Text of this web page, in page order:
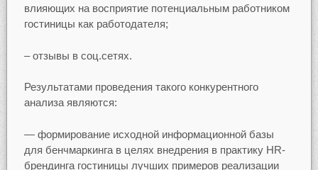
влияющих на восприятие потенциальным работником
гостиницы как работодателя;
– отзывы в соц.сетях.
Результатами проведения такого конкурентного
анализа являются:
— формирование исходной информационной базы
для бенчмаркинга в целях внедрения в практику HR-
брендинга гостиницы лучших примеров реализации